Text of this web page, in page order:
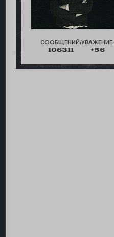
СООБЩЕНИЙ:
106311
УВАЖЕНИЕ:
+56